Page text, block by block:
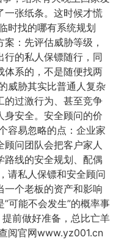
一张纸条。这时候才慌
时找的哪有系统规划
：先评估威胁等级，
行的私人保镖随行，同
体系的，不是随便找两
威胁其实比普通人复杂
的过激行为、甚至竞争
身安全。安全顾问的价
容易忽略的点：企业家
问团队会把客户家人
路线的安全规划、配偶
请私人保镖和安全顾问
一个老板的资产和影响
可能不会发生”的概率事
前做好准备，总比亡羊
阅官网www.yz001.cn